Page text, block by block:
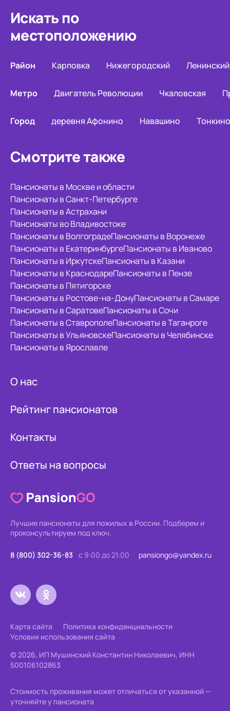
Искать по
местоположению
Район Карповка Нижегородский Ленинский
Метро Двигатель Революции Чкаловская
Город деревня Афонино Навашино Тонкино
Смотрите также
Пансионаты в Москве и области
Пансионаты в Санкт-Петербурге
Пансионаты в Астрахани
Пансионаты во Владивостоке
Пансионаты в ВолгоградеПансионаты в Воронеже
Пансионаты в ЕкатеринбургеПансионаты в Иваново
Пансионаты в ИркутскеПансионаты в Казани
Пансионаты в КраснодареПансионаты в Пензе
Пансионаты в Пятигорске
Пансионаты в Ростове-на-ДонуПансионаты в Самаре
Пансионаты в СаратовеПансионаты в Сочи
Пансионаты в СтаврополеПансионаты в Таганроге
Пансионаты в УльяновскеПансионаты в Челябинске
Пансионаты в Ярославле
О нас
Рейтинг пансионатов
Контакты
Ответы на вопросы
Лучшие пансионаты для пожилых в России. Подберем и
проконсультируем под ключ.
8 (800) 302-36-83 с 9:00 до 21:00 pansiongo@yandex.ru
Карта сайта
Политика конфиденциальности
Условия использования сайта
© 2026, ИП Мушинский Константин Николаевич, ИНН
500106102863
Стоимость проживания может отличаться от указанной —
уточняйте у пансионата